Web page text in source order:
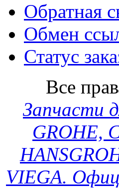
Обратная
Обмен
Статус
Все
Запчасти
GROHE,
VIEGA.